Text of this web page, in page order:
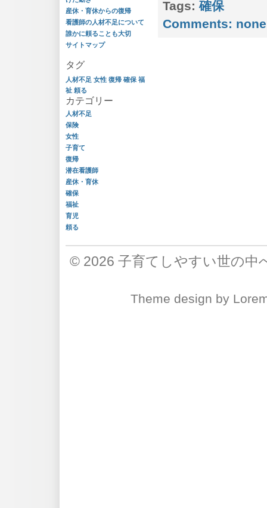
産休・育休からの復帰
看護師の人材不足について
誰かに頼ることも大切
サイトマップ
タグ
人材不足 女性 復帰 確保 福
祉 頼る
カテゴリー
人材不足
保険
女性
子育て
復帰
潜在看護師
産休・育休
確保
福祉
育児
頼る
Tags: 確保
Comments: none
© 2026 子育てしやすい世の中
Theme design by